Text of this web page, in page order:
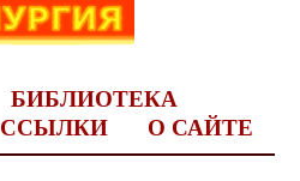
БИБЛИОТЕКА
ССЫЛКИ О САЙТЕ